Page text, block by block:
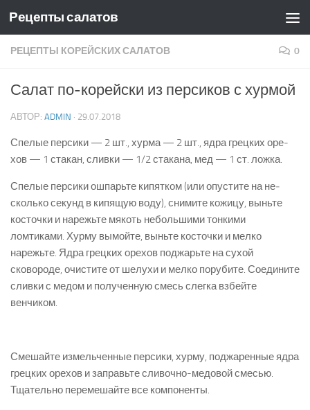
Skip to content
Рецепты салатов
РЕЦЕПТЫ КОРЕЙСКИХ САЛАТОВ 0
Салат по-корейски из персиков с хурмой
АВТОР: ADMIN · 29.07.2018
Спелые персики — 2 шт., хурма — 2 шт., ядра грецких оре­
хов — 1 стакан, сливки — 1/2 стакана, мед — 1 ст. ложка.
Спелые персики ошпарьте кипятком (или опустите на не­
сколько секунд в кипящую воду), снимите кожицу, выньте
кос­точки и нарежьте мякоть небольшими тонкими
ломтиками. Хурму вымойте, выньте косточки и мелко
нарежьте. Ядра грец­ких орехов поджарьте на сухой
сковороде, очистите от шелухи и мелко порубите. Соедините
сливки с медом и полученную смесь слегка взбейте
венчиком.
Смешайте измельченные персики, хурму, поджаренные ядра
грецких орехов и заправьте сливочно-медовой смесью.
Тщатель­но перемешайте все компоненты.